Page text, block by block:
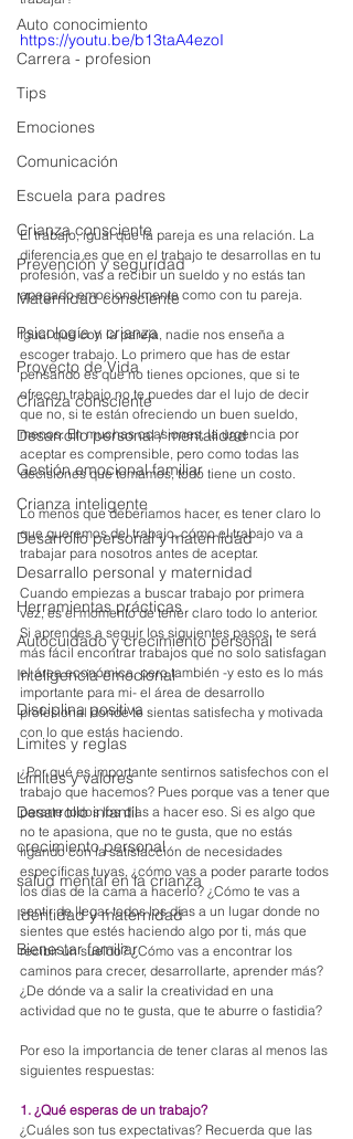
Auto conocimiento
Carrera - profesion
Tips
Emociones
Comunicación
Escuela para padres
Crianza consciente
Prevención y seguridad
Maternidad consciente
Psicología y crianza
Proyecto de Vida
Crianza consciente
Desarrollo personal / mentalidad
Gestión emocional familiar
Crianza inteligente
Desarrollo personal y maternidad
Desarrallo personal y maternidad
Herramientas prácticas
Autocuidado y crecimiento personal
Inteligencia emocional
Disciplina positiva
Limites y reglas
Límites y valores
Desarrollo infantil
crecimiento personal
salud mental en la crianza
Identidad y maternidad
Bienestar familiar
https://youtu.be/b13taA4ezoI
El trabajo, igual que la pareja es una relación. La
diferencia es que en el trabajo te desarrollas en tu
profesión, vas a recibir un sueldo y no estás tan
apegado emocionalmente como con tu pareja.
Igual que con la pareja, nadie nos enseña a
escoger trabajo. Lo primero que has de estar
pensando es que no tienes opciones, que si te
ofrecen trabajo no te puedes dar el lujo de decir
que no, si te están ofreciendo un buen sueldo,
menos. En muchas ocasiones, la urgencia por
aceptar es comprensible, pero como todas las
decisiones que tomamos, todo tiene un costo.
Lo menos que deberíamos hacer, es tener claro lo
que queremos del trabajo, cómo el trabajo va a
trabajar para nosotros antes de aceptar.
Cuando empiezas a buscar trabajo por primera
vez, es el momento de tener claro todo lo anterior.
Si aprendes a seguir los siguientes pasos, te será
más fácil encontrar trabajos que no solo satisfagan
el área económica, pero también -y esto es lo más
importante para mi- el área de desarrollo
profesional donde te sientas satisfecha y motivada
con lo que estás haciendo.
¿Por qué es importante sentirnos satisfechos con el
trabajo que hacemos? Pues porque vas a tener que
pararte todos los días a hacer eso. Si es algo que
no te apasiona, que no te gusta, que no estás
ligando con la satisfacción de necesidades
específicas tuyas, ¿cómo vas a poder pararte todos
los días de la cama a hacerlo? ¿Cómo te vas a
sentir de llegar todos los días a un lugar donde no
sientes que estés haciendo algo por ti, más que
recibir un sueldo? ¿Cómo vas a encontrar los
caminos para crecer, desarrollarte, aprender más?
¿De dónde va a salir la creatividad en una
actividad que no te gusta, que te aburre o fastidia?
Por eso la importancia de tener claras al menos las
siguientes respuestas:
1. ¿Qué esperas de un trabajo?
¿Cuáles son tus expectativas? Recuerda que las